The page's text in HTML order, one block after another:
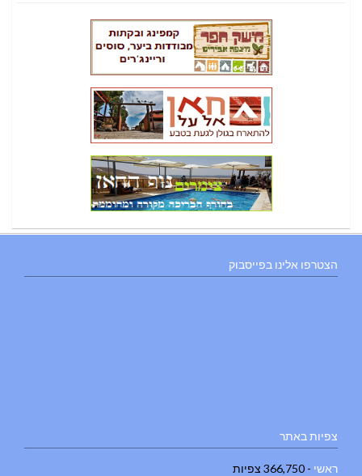
הצטרפו אלינו בפייסבוק
צפיות באתר
ראשי - 366,750 צפיות